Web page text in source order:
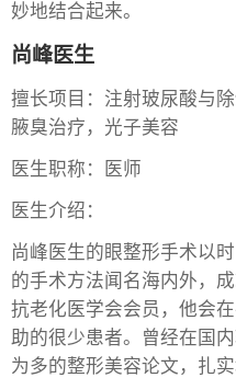
妙地结合起来。
尚峰医生
擅长项目：注射玻尿酸与
腋臭治疗，光子美容
医生职称：医师
医生介绍：
尚峰医生的眼整形手术以
的手术方法闻名海内外，
抗老化医学会会员，他会
助的很少患者。曾经在国
为多的整形美容论文，扎